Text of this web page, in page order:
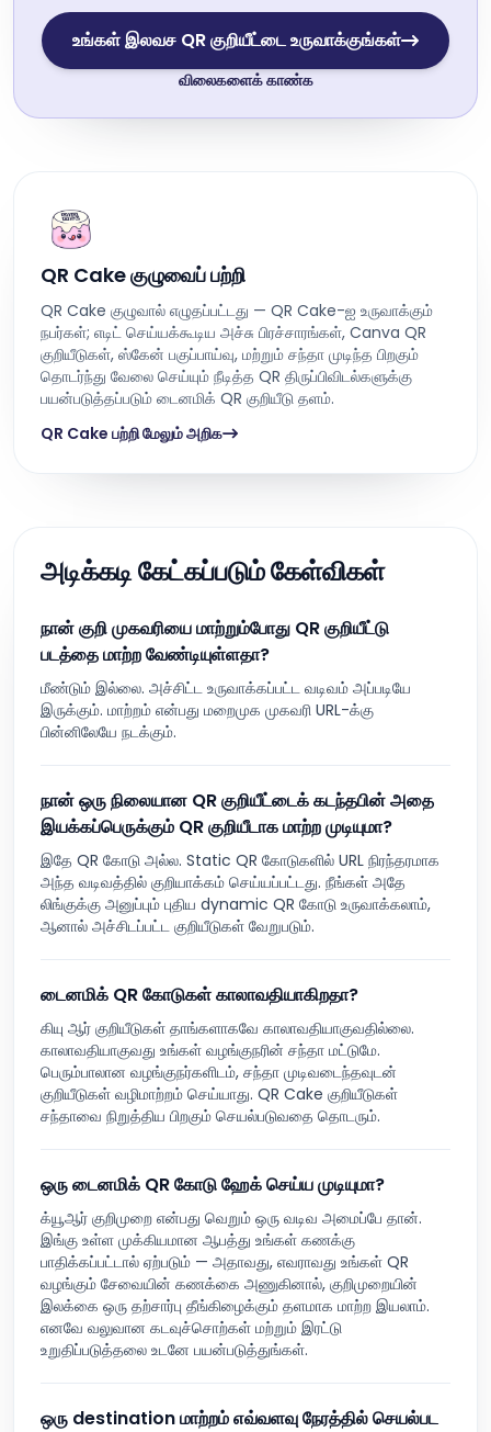
உங்கள் இலவச QR குறியீட்டை உருவாக்குங்கள்
விலைகளைக் காண்க
QR Cake குழுவைப் பற்றி
QR Cake குழுவால் எழுதப்பட்டது — QR Cake-ஐ உருவாக்கும்
நபர்கள்; எடிட் செய்யக்கூடிய அச்சு பிரச்சாரங்கள், Canva QR
குறியீடுகள், ஸ்கேன் பகுப்பாய்வு, மற்றும் சந்தா முடிந்த பிறகும்
தொடர்ந்து வேலை செய்யும் நீடித்த QR திருப்பிவிடல்களுக்கு
பயன்படுத்தப்படும் டைனமிக் QR குறியீடு தளம்.
QR Cake பற்றி மேலும் அறிக
அடிக்கடி கேட்கப்படும் கேள்விகள்
நான் குறி முகவரியை மாற்றும்போது QR குறியீட்டு
படத்தை மாற்ற வேண்டியுள்ளதா?
மீண்டும் இல்லை. அச்சிட்ட உருவாக்கப்பட்ட வடிவம் அப்படியே
இருக்கும். மாற்றம் என்பது மறைமுக முகவரி URL-க்கு
பின்னிலேயே நடக்கும்.
நான் ஒரு நிலையான QR குறியீட்டைக் கடந்தபின் அதை
இயக்கப்பெருக்கும் QR குறியீடாக மாற்ற முடியுமா?
இதே QR கோடு அல்ல. Static QR கோடுகளில் URL நிரந்தரமாக
அந்த வடிவத்தில் குறியாக்கம் செய்யப்பட்டது. நீங்கள் அதே
லிங்குக்கு அனுப்பும் புதிய dynamic QR கோடு உருவாக்கலாம்,
ஆனால் அச்சிடப்பட்ட குறியீடுகள் வேறுபடும்.
டைனமிக் QR கோடுகள் காலாவதியாகிறதா?
கியு ஆர் குறியீடுகள் தாங்களாகவே காலாவதியாகுவதில்லை.
காலாவதியாகுவது உங்கள் வழங்குநரின் சந்தா மட்டுமே.
பெரும்பாலான வழங்குநர்களிடம், சந்தா முடிவடைந்தவுடன்
குறியீடுகள் வழிமாற்றம் செய்யாது. QR Cake குறியீடுகள்
சந்தாவை நிறுத்திய பிறகும் செயல்படுவதை தொடரும்.
ஒரு டைனமிக் QR கோடு ஹேக் செய்ய முடியுமா?
க்யூஆர் குறிமுறை என்பது வெறும் ஒரு வடிவ அமைப்பே தான்.
இங்கு உள்ள முக்கியமான ஆபத்து உங்கள் கணக்கு
பாதிக்கப்பட்டால் ஏற்படும் — அதாவது, எவராவது உங்கள் QR
வழங்கும் சேவையின் கணக்கை அணுகினால், குறிமுறையின்
இலக்கை ஒரு தற்சார்பு தீங்கிழைக்கும் தளமாக மாற்ற இயலாம்.
எனவே வலுவான கடவுச்சொற்கள் மற்றும் இரட்டு
உறுதிப்படுத்தலை உடனே பயன்படுத்துங்கள்.
ஒரு destination மாற்றம் எவ்வளவு நேரத்தில் செயல்பட